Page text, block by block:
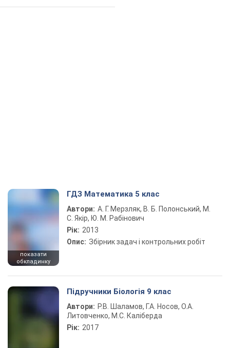
показати
обкладинку
ГДЗ Математика 5 клас
Автори: А. Г. Мерзляк, В. Б. Полонський, М.
С. Якір, Ю. М. Рабінович
Рік: 2013
Опис: Збірник задач і контрольних робіт
Підручники Біологія 9 клас
Автори: Р.В. Шаламов, Г.А. Носов, О.А.
Литовченко, М.С. Каліберда
Рік: 2017